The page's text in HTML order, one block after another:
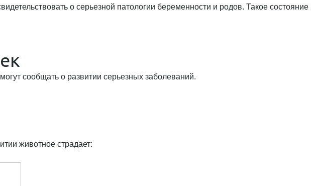
о серьезной патологии беременности и родов. Такое состояние
сообщать о развитии серьезных заболеваний.
животное страдает: